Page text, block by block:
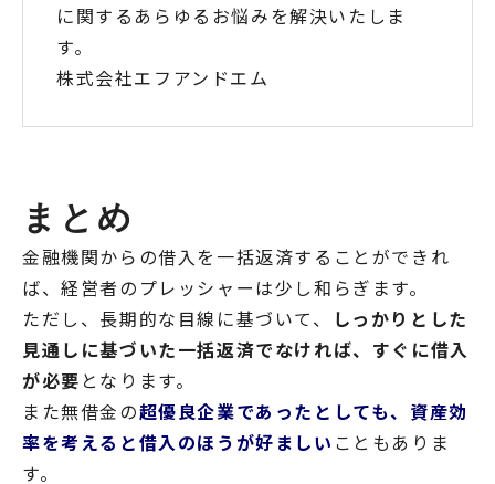
に関するあらゆるお悩みを解決いたしま
す。
株式会社エフアンドエム
まとめ
金融機関からの借入を一括返済することができれ
ば、経営者のプレッシャーは少し和らぎます。
ただし、長期的な目線に基づいて、
しっかりとした
見通しに基づいた一括返済でなければ、すぐに借入
が必要 となります。
また無借金の超優良企業であったとしても、資産効
率を考えると借入のほうが好ましい こともありま
す。